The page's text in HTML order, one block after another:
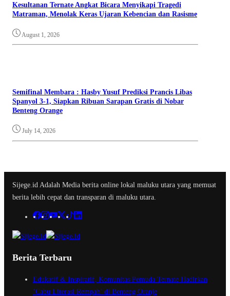
Kesultanan Ternate Angkat Bicara Menyikapi Tragedi
Matraman, Menolak Keras Ujaran Kebencian dan Rasisme
August 1, 2026
Semifinal Membara : Hasby Yusuf Prediksi Prancis Libas
Spanyol 3-1, Siapkan Ribuan Sarapan Gratis di Nobar
Benteng Orange
July 14, 2026
Sijege.id Adalah Media berita online lokal maluku utara yang memuat
berita lebih cepat dan transparan di maluku utara.
Berita Terbaru
Edukatif & Inspiratif, Komunitas Pemuda Ternate Hadirkan
‘Cabu Literasi Rempah’ di Benteng Oranje